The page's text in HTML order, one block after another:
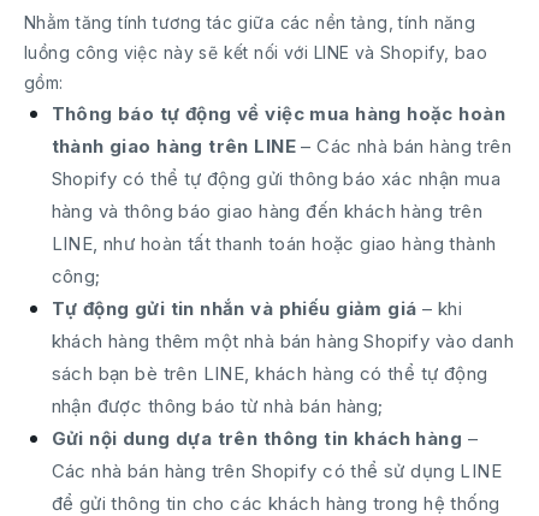
Nhằm tăng tính tương tác giữa các nền tảng, tính năng
luồng công việc này sẽ kết nối với LINE và Shopify, bao
gồm:
Thông báo tự động về việc mua hàng hoặc hoàn
thành giao hàng trên LINE – Các nhà bán hàng trên
Shopify có thể tự động gửi thông báo xác nhận mua
hàng và thông báo giao hàng đến khách hàng trên
LINE, như hoàn tất thanh toán hoặc giao hàng thành
công;
Tự động gửi tin nhắn và phiếu giảm giá – khi
khách hàng thêm một nhà bán hàng Shopify vào danh
sách bạn bè trên LINE, khách hàng có thể tự động
nhận được thông báo từ nhà bán hàng;
Gửi nội dung dựa trên thông tin khách hàng –
Các nhà bán hàng trên Shopify có thể sử dụng LINE
để gửi thông tin cho các khách hàng trong hệ thống